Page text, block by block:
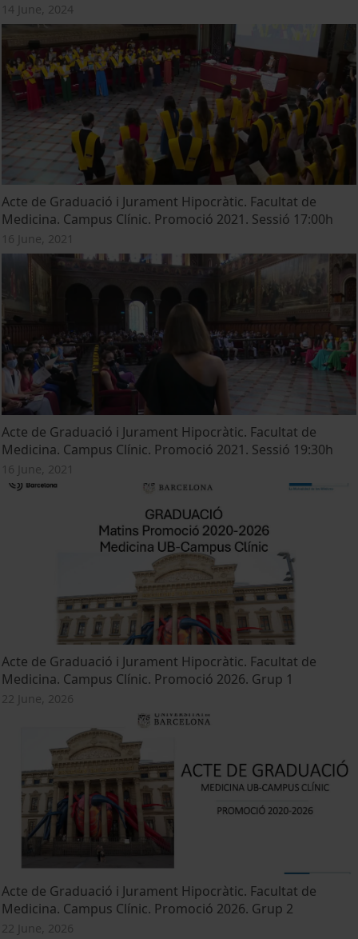
14 June, 2024
Acte de Graduació i Jurament Hipocràtic. Facultat de
Medicina. Campus Clínic. Promoció 2021. Sessió 17:00h
16 June, 2021
Acte de Graduació i Jurament Hipocràtic. Facultat de
Medicina. Campus Clínic. Promoció 2021. Sessió 19:30h
16 June, 2021
Acte de Graduació i Jurament Hipocràtic. Facultat de
Medicina. Campus Clínic. Promoció 2026. Grup 1
22 June, 2026
Acte de Graduació i Jurament Hipocràtic. Facultat de
Medicina. Campus Clínic. Promoció 2026. Grup 2
22 June, 2026